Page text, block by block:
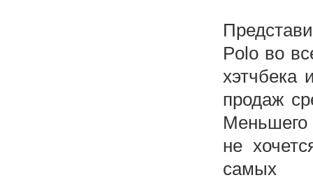
Polo во
хэтчбека
продаж
Меньшего
не
самых